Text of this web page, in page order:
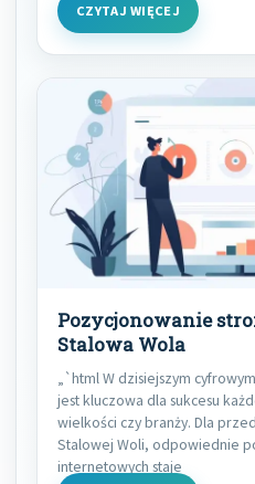
CZYTAJ WIĘCEJ
Pozycjonowanie
Stalowa Wola
„`html W dzisiejszym
jest kluczowa dla sukcesu
wielkości czy branży. Dla
Stalowej Woli, odpowiednie
internetowych staje